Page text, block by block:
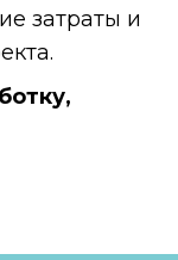
затраты и